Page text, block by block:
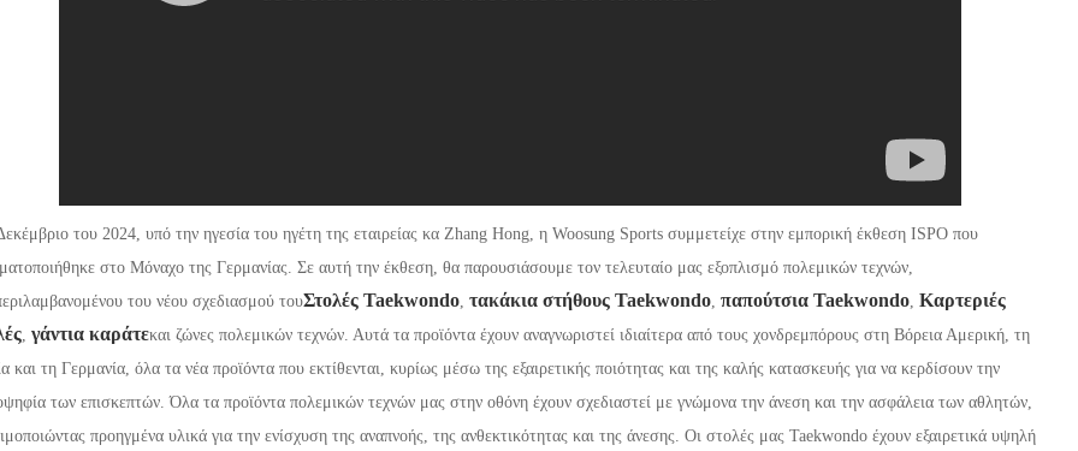
του 2024, υπό την ηγεσία του ηγέτη της εταιρείας κα Zhang Hong, η Woosung Sports συμμετείχε στην εμπορική έκθεση ISPO που
στο Μόναχο της Γερμανίας. Σε αυτή την έκθεση, θα παρουσιάσουμε τον τελευταίο μας εξοπλισμό πολεμικών τεχνών,
του νέου σχεδιασμού τουΣτολές Taekwondo τακάκια στήθους Taekwondo παπούτσια Taekwondo Καρτεριές
γάντια καράτεκαι ζώνες πολεμικών τεχνών. Αυτά τα προϊόντα έχουν αναγνωριστεί ιδιαίτερα από τους χονδρεμπόρους στη Βόρεια Αμερική, τη
και τη Γερμανία, όλα τα νέα προϊόντα που εκτίθενται, κυρίως μέσω της εξαιρετικής ποιότητας και της καλής κατασκευής για να κερδίσουν την
των επισκεπτών. Όλα τα προϊόντα πολεμικών τεχνών μας στην οθόνη έχουν σχεδιαστεί με γνώμονα την άνεση και την ασφάλεια των αθλητών,
προηγμένα υλικά για την ενίσχυση της αναπνοής, της ανθεκτικότητας και της άνεσης. Οι στολές μας Taekwondo έχουν εξαιρετικά υψηλή